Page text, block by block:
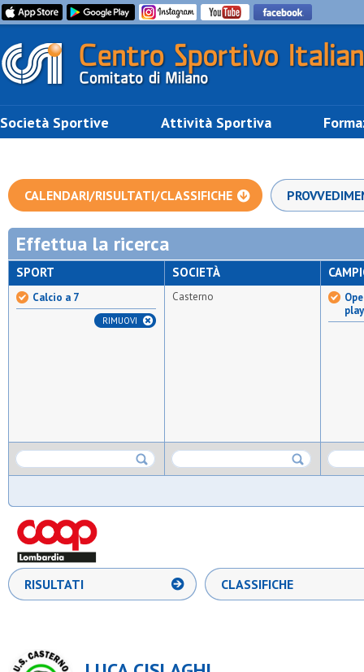
Società Sportive Attività Sportiva
CALENDARI/RISULTATI/CLASSIFICHE
Effettua la ricerca
SPORT
Calcio a 7
RIMUOVI
SOCIETÀ
Casterno
RISULTATI CLASSIFICHE